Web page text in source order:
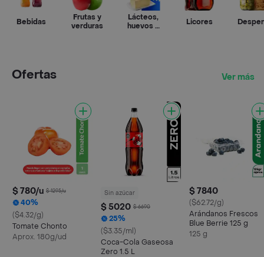
Bebidas
Frutas y
verduras
Lácteos,
huevos y
Licores
Ofertas Ver más
$ 780/u $ 1295/u
40%
($4.32/g)
Tomate Chonto
Aprox. 180g/ud
Sin azúcar
$ 5020 $ 6690
25%
($3.35/ml)
Coca-Cola Gaseosa
Zero 1.5 L
$ 7840
($62.72/g)
Arándanos Frescos
Blue Berrie 125 g
125 g